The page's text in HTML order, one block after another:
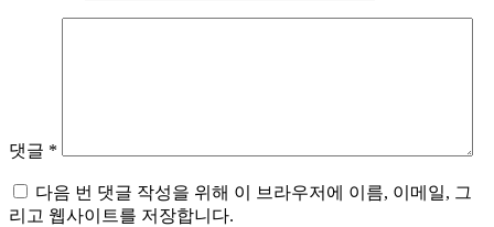
댓글 *
다음 번 댓글 작성을 위해 이 브라우저에 이름, 이메일, 그
리고 웹사이트를 저장합니다.